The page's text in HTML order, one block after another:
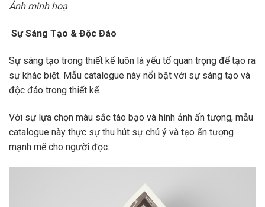
Ảnh minh hoạ
Sự Sáng Tạo & Độc Đáo
Sự sáng tạo trong thiết kế luôn là yếu tố quan trọng để tạo ra
sự khác biệt. Mẫu catalogue này nổi bật với sự sáng tạo và
độc đáo trong thiết kế.
Với sự lựa chọn màu sắc táo bạo và hình ảnh ấn tượng, mẫu
catalogue này thực sự thu hút sự chú ý và tạo ấn tượng
mạnh mẽ cho người đọc.